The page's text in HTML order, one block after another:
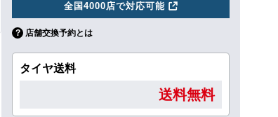
全国4000店で対応可能
店舗交換予約とは
タイヤ送料
送料無料